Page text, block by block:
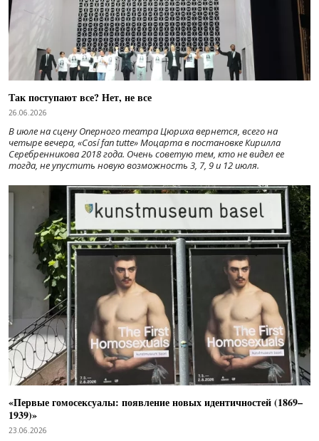
Так поступают все? Нет, не все
26.06.2026
В июле на сцену Оперного театра Цюриха вернется, всего на
четыре вечера, «Cosí fan tutte» Моцарта в постановке Кирилла
Серебренникова 2018 года. Очень советую тем, кто не видел ее
тогда, не упустить новую возможность 3, 7, 9 и 12 июля.
«Первые гомосексуалы: появление новых идентичностей (1869–
1939)»
23.06.2026